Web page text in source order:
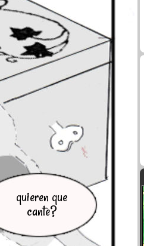
quieren que
cante?